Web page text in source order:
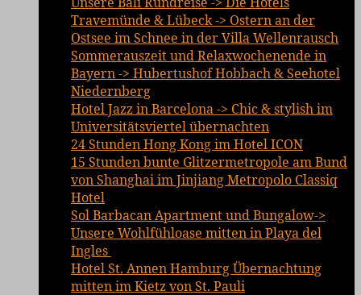
Travemünde & Lübeck -> Ostern an der
Ostsee im Schnee in der Villa Wellenrausch
Sommerauszeit und Relaxwochenende in
Bayern -> Hubertushof Hobbach & Seehotel
Niedernberg
Hotel Jazz in Barcelona -> Chic & stylish im
Universitätsviertel übernachten
24 Stunden Hong Kong im Hotel ICON
15 Stunden bunte Glitzermetropole am Bund
von Shanghai im Jinjiang Metropolo Classiq
Hotel
Sol Barbacan Apartment und Bungalow->
Unsere Wohlfühloase mitten in Playa del
Ingles
Hotel St. Annen Hamburg Übernachtung
mitten im Kietz von St. Pauli